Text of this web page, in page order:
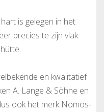
is gelegen in het
precies te zijn vlak
en kwalitatief
A. Lange & Söhne en
ook het merk Nomos-